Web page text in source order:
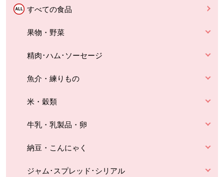
すべての食品
果物・野菜
精肉･ハム･ソーセージ
魚介・練りもの
米・穀類
牛乳・乳製品・卵
納豆・こんにゃく
ジャム･スプレッド･シリアル